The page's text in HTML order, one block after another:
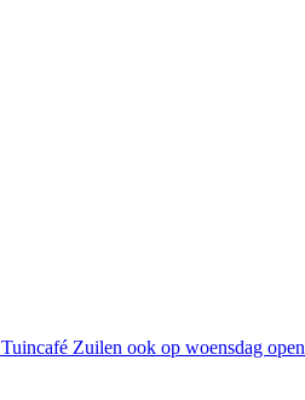
Tuincafé Zuilen ook op woensdag